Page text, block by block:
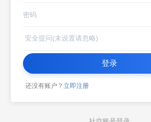
登录
还没有账户？ 立即注册